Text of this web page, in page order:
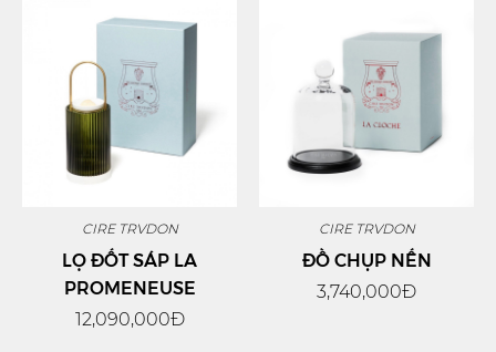
CIRE TRVDON
LỌ ĐỐT SÁP LA
PROMENEUSE
12,090,000Đ
CIRE TRVDON
ĐỒ CHỤP NẾN
3,740,000Đ